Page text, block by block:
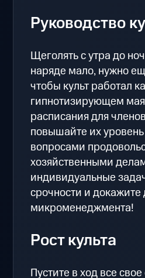
Руководство
Щеголять с утра до
наряде мало, нужно
чтобы культ работал
гипнотизирующем
расписания для
повышайте их
вопросами
хозяйственными
индивидуальные
срочности и докажите
микроменеджмента!
Рост культа
Пустите в ход все